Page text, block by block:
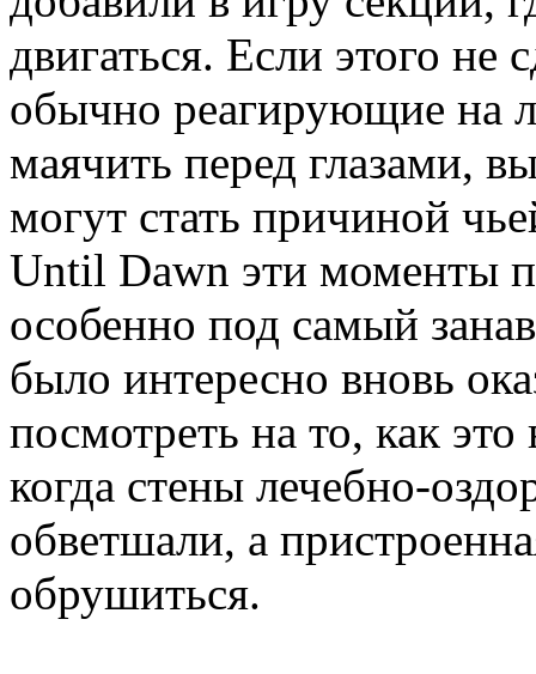
двигаться. Если этого не
обычно реагирующие на
маячить перед глазами,
могут стать причиной
Until Dawn эти моменты
особенно под самый
было интересно вновь
посмотреть на то, как
когда стены лечебно-
обветшали, а
обрушиться.